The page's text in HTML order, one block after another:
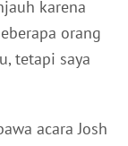
karena
orang
tetapi saya
acara Josh